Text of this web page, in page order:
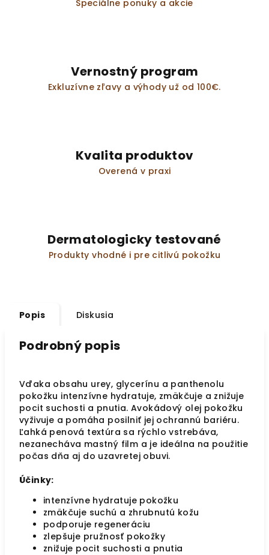
Špeciálne ponuky a akcie
Vernostný program
Exkluzívne zľavy a výhody už od 100€.
Kvalita produktov
Overená v praxi
Dermatologicky testované
Produkty vhodné i pre citlivú pokožku
Popis Diskusia
Podrobný popis
Vďaka obsahu urey, glycerínu a panthenolu
pokožku intenzívne hydratuje, zmäkčuje a znižuje
pocit suchosti a pnutia. Avokádový olej pokožku
vyživuje a pomáha posilniť jej ochrannú bariéru.
Ľahká penová textúra sa rýchlo vstrebáva,
nezanecháva mastný film a je ideálna na použitie
počas dňa aj do uzavretej obuvi.
Účinky:
intenzívne hydratuje pokožku
zmäkčuje suchú a zhrubnutú kožu
podporuje regeneráciu
zlepšuje pružnosť pokožky
znižuje pocit suchosti a pnutia